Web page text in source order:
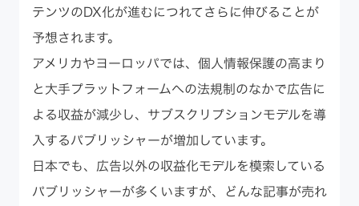
テンツのDX化が進むにつれてさらに伸びることが
予想されます。
アメリカやヨーロッパでは、個人情報保護の高まり
と大手プラットフォームへの法規制のなかで広告に
よる収益が減少し、サブスクリプションモデルを導
入するパブリッシャーが増加しています。
日本でも、広告以外の収益化モデルを模索している
パブリッシャーが多くいますが、どんな記事が売れ